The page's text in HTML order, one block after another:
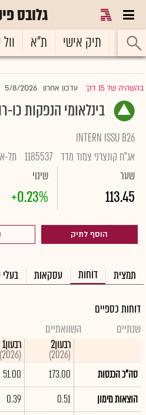
גלובס
ראשי תיק אישי ת"א
בהשהיה של 15 דק' |עדכון אחרון 5/8/2026
בינלאומי הנפקות כו-
INTERN ISSU B26
אג"ח קונצרני צמוד מדד 1185537 תל-
שער
113.45
שינוי
+0.23%
הוסף לתיק
תמצית דוחות עסקאות בעלי
דוחות כספיים
שנתיים
השוואתיים
רבעון2
(2026)
רבעון1
(2026)
סה"כ הכנסות
173.00
51.00
הוצאות מימון
0.51
0.39